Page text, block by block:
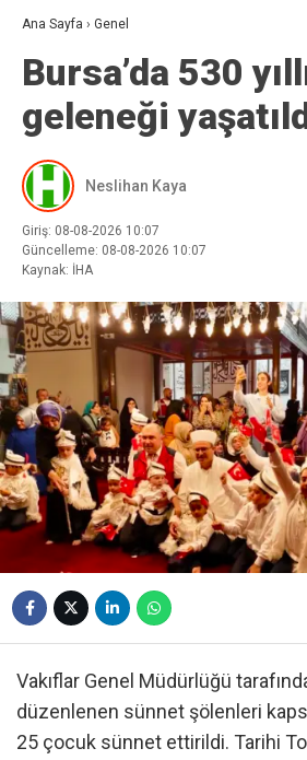
Ana Sayfa › Genel
Bursa’da 530
geleneği
Neslihan Kaya
Giriş: 08-08-2026 10:07
Güncelleme: 08-08-2026 10:07
Kaynak: İHA
Vakıflar Genel Müdürlüğü
düzenlenen sünnet şölenleri
25 çocuk sünnet ettirildi. Tarihi